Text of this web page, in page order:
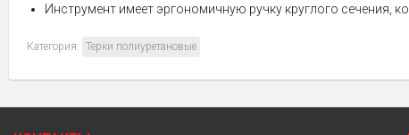
Инструмент имеет эргономичную ручку круглого сечения,
Категория: Терки полиуретановые